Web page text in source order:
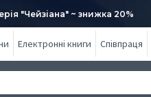
"Чейзіана" ~ знижка 20%
Електронні книги Співпраця